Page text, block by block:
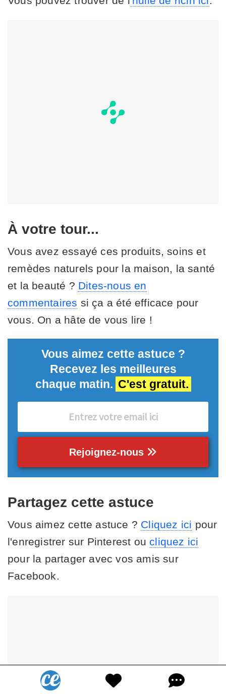
À votre tour...
Vous avez essayé ces produits, soins et
remèdes naturels pour la maison, la santé
et la beauté ? Dites-nous en
commentaires si ça a été efficace pour
vous. On a hâte de vous lire !
Vous aimez cette astuce ?
Recevez les meilleures
chaque matin. C'est gratuit.
Rejoignez-nous
Partagez cette astuce
Vous aimez cette astuce ? Cliquez ici pour
l'enregistrer sur Pinterest ou cliquez ici
pour la partager avec vos amis sur
Facebook.